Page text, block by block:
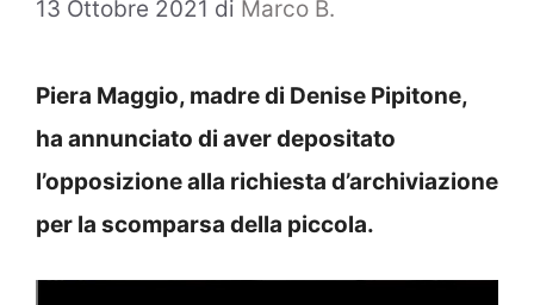
13 Ottobre 2021 di Marco B.
Piera Maggio, madre di Denise Pipitone,
ha annunciato di aver depositato
l’opposizione alla richiesta d’archiviazione
per la scomparsa della piccola.